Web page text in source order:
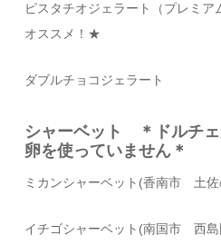
ピスタチオジェラート（プレミ
オススメ！★
ダブルチョコジェラート
シャーベット ＊ドルチェ
卵を使っていません＊
ミカンシャーベット(香南市 土
イチゴシャーベット(南国市 西島